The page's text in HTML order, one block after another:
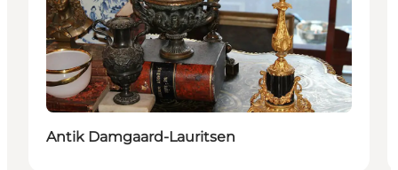
Antik Damgaard-Lauritsen